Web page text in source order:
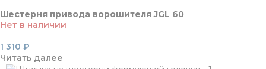
Шестерня привода ворошителя JGL 60
Нет в наличии
1 310 ₽
Читать далее